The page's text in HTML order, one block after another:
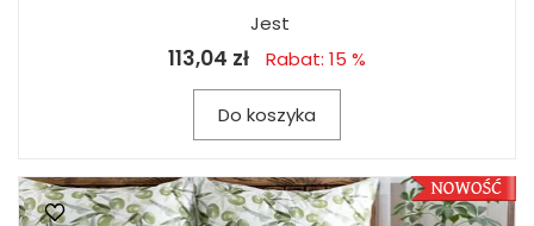
Jest
113,04 zł Rabat: 15 %
Do koszyka